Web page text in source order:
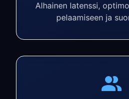
Alhainen latenssi,
pelaamiseen ja